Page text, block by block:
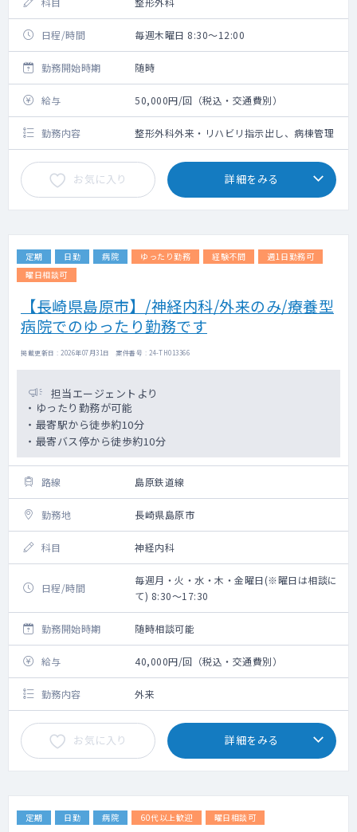
日程/時間 毎週木曜日 8:30～12:00
勤務開始時期 随時
給与 50,000円/回（税込・交通費別）
勤務内容 整形外科外来・リハビリ指示出し、病棟管理
お気に入り 詳細をみる
定期 日勤 病院 ゆったり勤務 経験不問
週1日勤務可
曜日相談可
【長崎県島原市】/神経内科/外来のみ/療養型
病院でのゆったり勤務です
掲載更新日 : 2026年07月31日 案件番号 : 24-TH013366
担当エージェントより
・ゆったり勤務が可能
・最寄駅から徒歩約10分
・最寄バス停から徒歩約10分
路線 島原鉄道線
勤務地 長崎県島原市
科目 神経内科
日程/時間
毎週月・火・水・木・金曜日(※曜日は相談に
て) 8:30～17:30
勤務開始時期 随時相談可能
給与 40,000円/回（税込・交通費別）
勤務内容 外来
お気に入り 詳細をみる
定期 日勤 病院 60代以上歓迎 曜日相談可